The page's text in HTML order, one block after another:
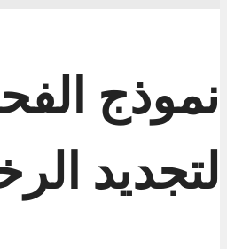
نموذج
لتجديد